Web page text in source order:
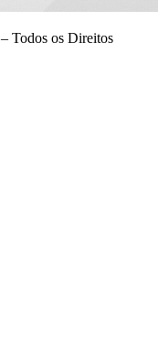
– Todos os Direitos